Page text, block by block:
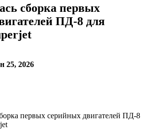
сборка первых
ПД-8 для
25, 2026